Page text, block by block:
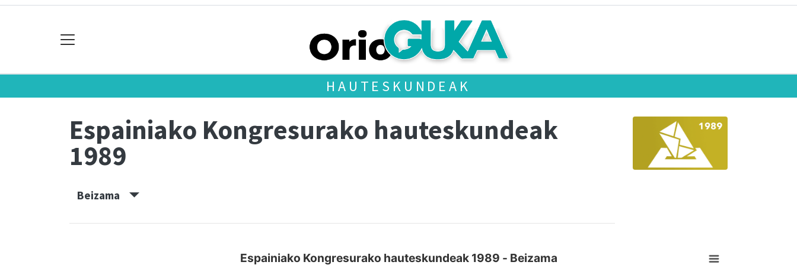
HAUTESKUNDEAK
Espainiako Kongresurako hauteskundeak
1989
Beizama
Espainiako Kongresurako hauteskundeak 1989 - Beizama